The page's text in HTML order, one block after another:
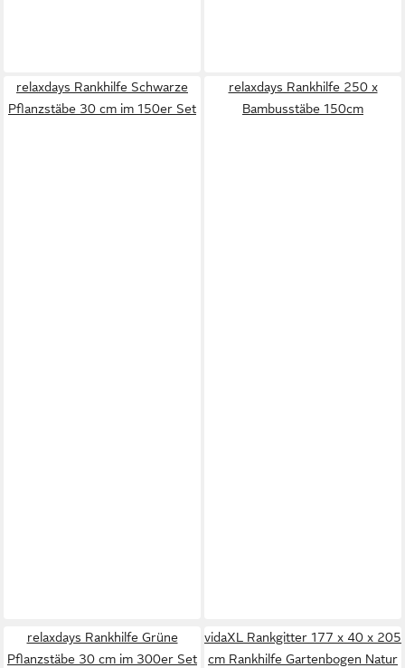
relaxdays Rankhilfe Schwarze
Pflanzstäbe 30 cm im 150er Set
relaxdays Rankhilfe 250 x
Bambusstäbe 150cm
relaxdays Rankhilfe Grüne
Pflanzstäbe 30 cm im 300er Set
vidaXL Rankgitter 177 x 40 x 205
cm Rankhilfe Gartenbogen Natur